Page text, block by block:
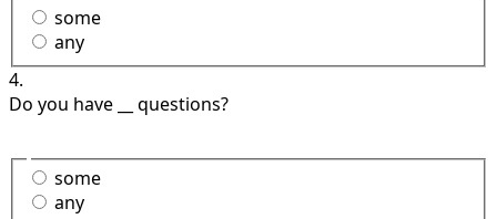
some
any
4.
Do you have __ questions?
some
any